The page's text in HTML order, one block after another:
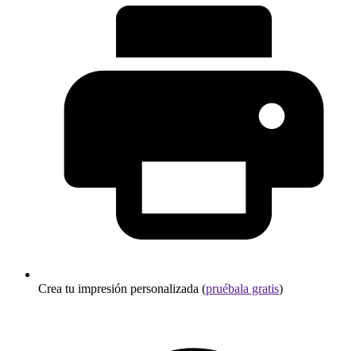
Crea tu impresión personalizada (pruébala gratis)